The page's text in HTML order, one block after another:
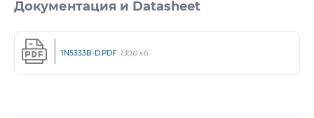
Документация и Datasheet
1N5333B-D.PDF 130,0 кБ